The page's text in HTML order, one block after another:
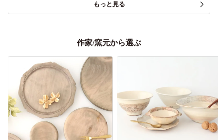
もっと見る
作家/窯元から選ぶ